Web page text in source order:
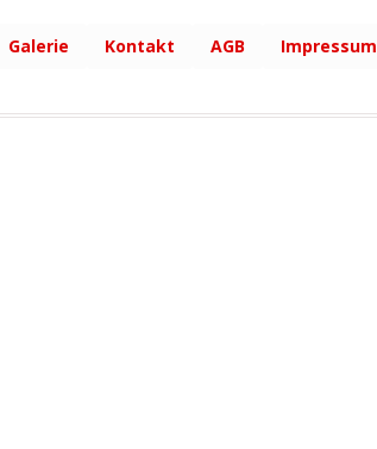
Galerie Kontakt AGB Impressum